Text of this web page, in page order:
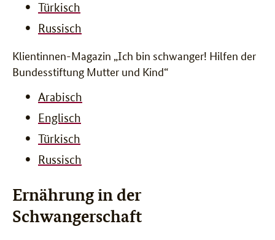
Türkisch
Russisch
Klientinnen-Magazin „Ich bin schwanger! Hilfen der
Bundesstiftung Mutter und Kind“
Arabisch
Englisch
Türkisch
Russisch
Ernährung in der
Schwangerschaft